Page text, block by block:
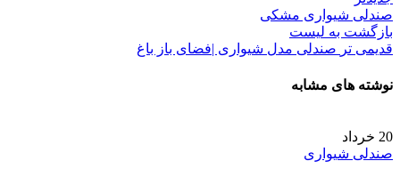
صندلی شیواری مشکی
بازگشت به لیست
قدیمی تر صندلی مدل شیواری |فضای باز باغ
نوشته های مشابه
20 خرداد
صندلی شیواری